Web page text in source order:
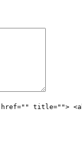
href="" title="">